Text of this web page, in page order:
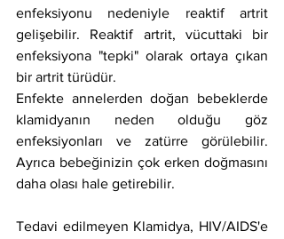
enfeksiyonu nedeniyle reaktif artrit
gelişebilir. Reaktif artrit, vücuttaki bir
enfeksiyona "tepki" olarak ortaya çıkan
bir artrit türüdür.
Enfekte annelerden doğan bebeklerde
klamidyanın neden olduğu göz
enfeksiyonları ve zatürre görülebilir.
Ayrıca bebeğinizin çok erken doğmasını
daha olası hale getirebilir.
Tedavi edilmeyen Klamidya, HIV/AIDS'e